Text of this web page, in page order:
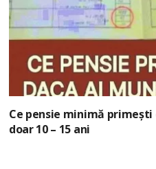
Ce pensie minimă
doar 10 – 15 ani